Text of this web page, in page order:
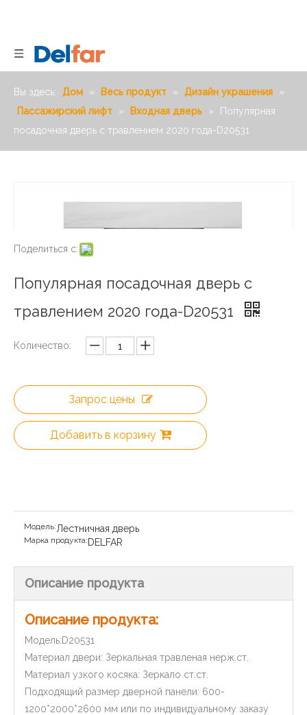
Вы здесь: Дом » Весь продукт » Дизайн украшения
»
Пассажирский лифт
» Входная дверь »
Популярная
посадочная дверь с травлением 2020 года-D20531
Поделиться с:
Популярная посадочная дверь с
травлением 2020 года-D20531
Количество:
Запрос цены
Добавить в корзину
Модель:Лестничная дверь
Марка продукта: DELFAR
Описание продукта
Описание продукта:
Модель:D20531
Материал двери: Зеркальная травленая нерж.ст.
Материал узкого косяка: Зеркало ст.ст.
Подходящий размер дверной панели: 600-
1200*2000*2600 мм или по индивидуальному заказу